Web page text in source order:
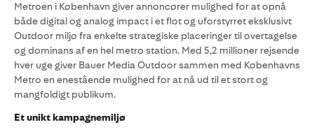
Metroen i København giver annoncører mulighed for at opnå
både digital og analog impact i et flot og uforstyrret eksklusivt
Outdoor miljø fra enkelte strategiske placeringer til overtagelse
og dominans af en hel metro station. Med 5,2 millioner rejsende
hver uge giver Bauer Media Outdoor sammen med Københavns
Metro en enestående mulighed for at nå ud til et stort og
mangfoldigt publikum.
Et unikt kampagnemiljø